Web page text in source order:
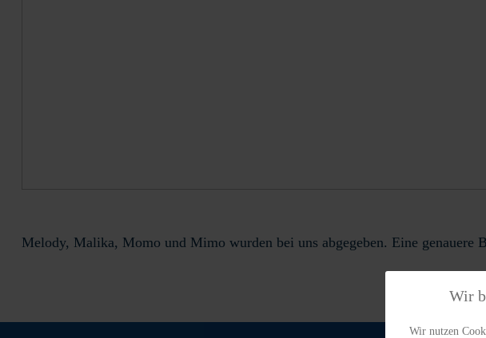
Melody, Malika, Momo und Mimo wurden bei uns abgegeben. Eine genauere
Wir
Wir nutzen